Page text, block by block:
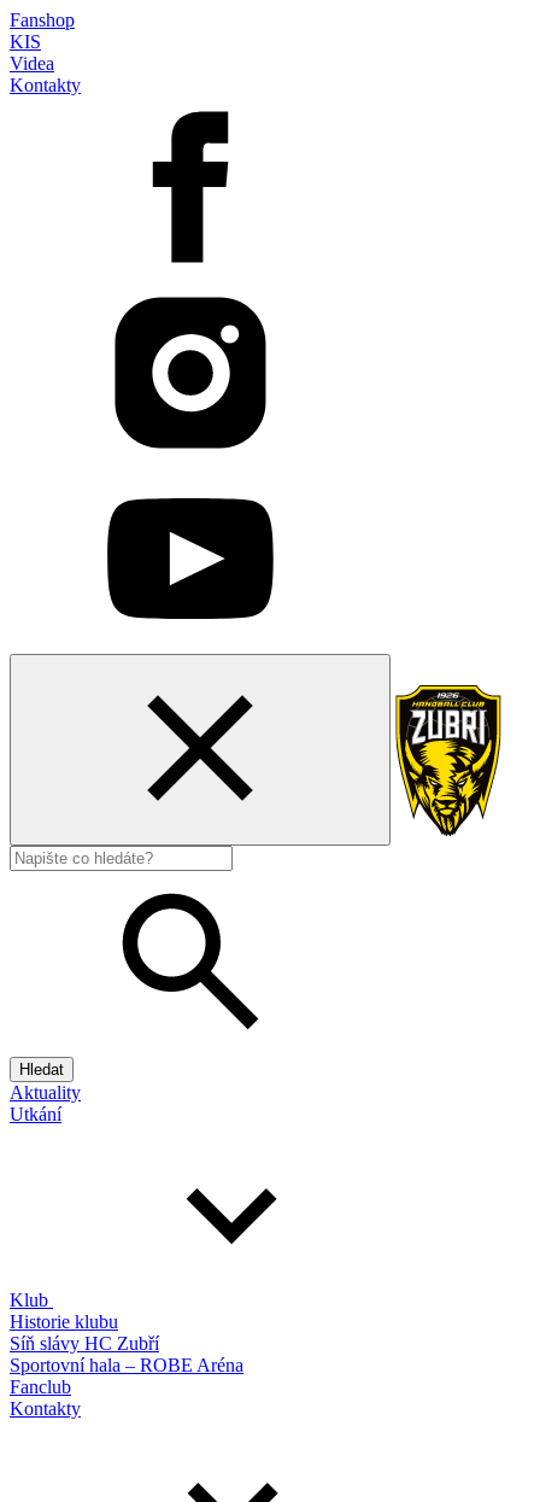
Fanshop
KIS
Videa
Kontakty
Hledat
Aktuality
Utkání
Klub
Historie klubu
Síň slávy HC Zubří
Sportovní hala – ROBE Aréna
Fanclub
Kontakty